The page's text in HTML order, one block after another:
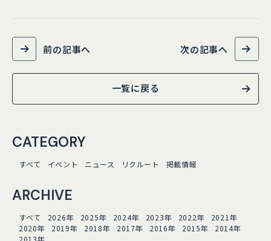
前の記事へ
一覧に戻る
次の記事へ
CATEGORY
すべて イベント ニュース リクルート 掲載情報
ARCHIVE
すべて 2026年 2025年 2024年 2023年 2022年
2021年
2020年
2019年 2018年 2017年 2016年 2015年
2014年